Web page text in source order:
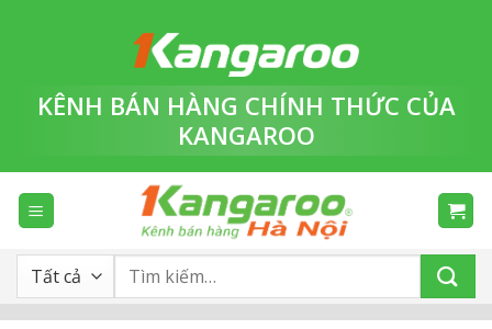
dungKÊNH BÁN HÀNG CHÍNH THỨC CỦA
KANGAROO
Tìm